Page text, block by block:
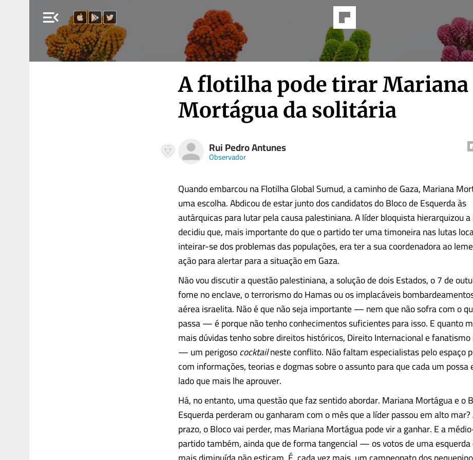
menu_open
A flotilha pode tirar Mariana
Mortágua da solitária
Rui Pedro Antunes
Observador
Quando embarcou na Flotilha Global Sumud, a caminho de Gaza, Mariana
uma escolha. Abdicou de estar junto dos candidatos do Bloco de Esquerda às
autárquicas para lutar pela causa palestiniana. A líder bloquista hierarquizou
decidiu que, mais importante do que o partido ter uma timoneira nas lutas
inteirar-se dos problemas das populações, era ter a sua coordenadora ao
ação para alertar para a situação em Gaza.
Não vou discutir a questão palestiniana, a solução de dois Estados, o 7 de
fome no enclave, o terrorismo do Hamas ou os implacáveis
aérea israelita. Não é que não seja importante — nem que não sofra com o
passa — é porque não tenho conhecimentos suficientes para isso. E quanto
mais dúvidas tenho sobre direitos históricos, Direito Internacional e
— um perigosococktailneste conflito. Não faltam especialistas pelo espaço
com informações, teorias e dogmas sobre o assunto para que cada um possa
lado que mais lhe aprouver.
Há, no entanto, uma questão que faz sentido abordar. Mariana Mortágua e o
Esquerda perderam ou ganharam com o mês que a líder passou em alto
prazo, o Bloco vai perder, mas Mariana Mortágua pode vir a ganhar. E a
partido também, ainda que de forma tangencial — os votos de uma esquerda